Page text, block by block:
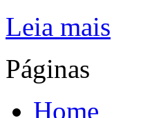
Leia mais
Páginas
Home